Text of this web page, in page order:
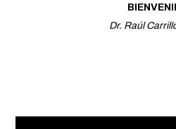
Dr. Raúl